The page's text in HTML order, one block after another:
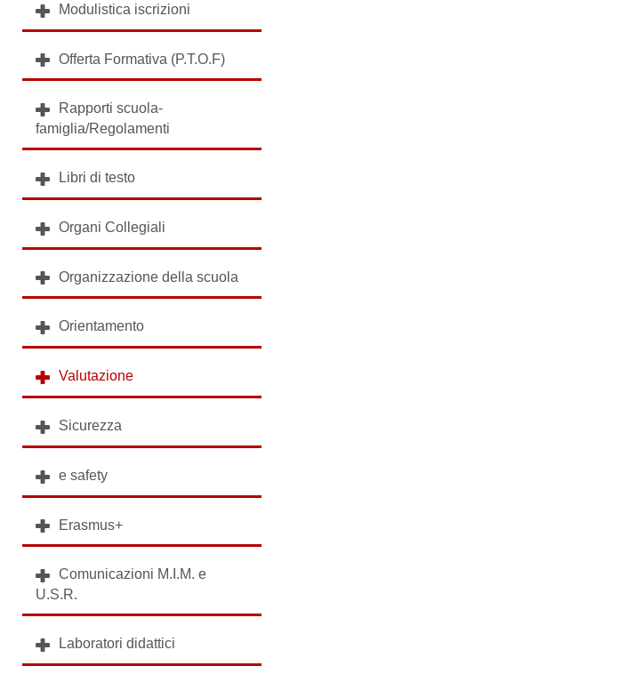
Modulistica iscrizioni
Offerta Formativa (P.T.O.F)
Rapporti scuola-
famiglia/Regolamenti
Libri di testo
Organi Collegiali
Organizzazione della scuola
Orientamento
Valutazione
Sicurezza
e safety
Erasmus+
Comunicazioni M.I.M. e
U.S.R.
Laboratori didattici